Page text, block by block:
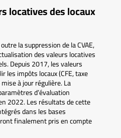
locatives des locaux
la suppression de la CVAE,
des valeurs locatives
Depuis 2017, les valeurs
les impôts locaux (CFE, taxe
à jour régulière. La
d’évaluation
2022. Les résultats de cette
dans les bases
finalement pris en compte